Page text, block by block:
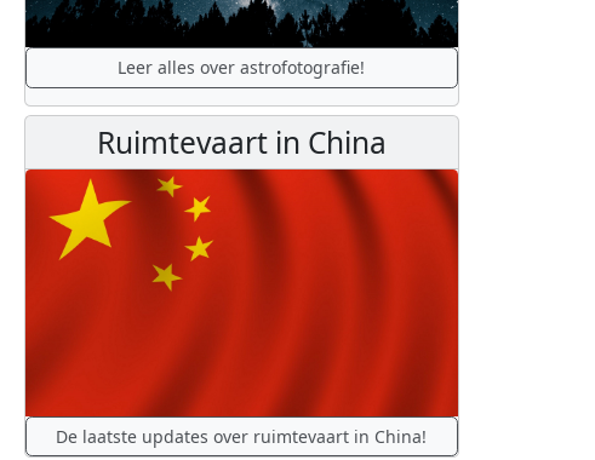
Leer alles over astrofotografie!
Ruimtevaart in China
De laatste updates over ruimtevaart in China!